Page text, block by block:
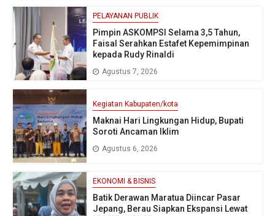
PELAYANAN PUBLIK
Pimpin ASKOMPSI Selama 3,5 Tahun,
Faisal Serahkan Estafet Kepemimpinan
kepada Rudy Rinaldi
Agustus 7, 2026
Kegiatan Kabupaten/kota
Maknai Hari Lingkungan Hidup, Bupati
Soroti Ancaman Iklim
Agustus 6, 2026
EKONOMI & BISNIS
Batik Derawan Maratua Diincar Pasar
Jepang, Berau Siapkan Ekspansi Lewat